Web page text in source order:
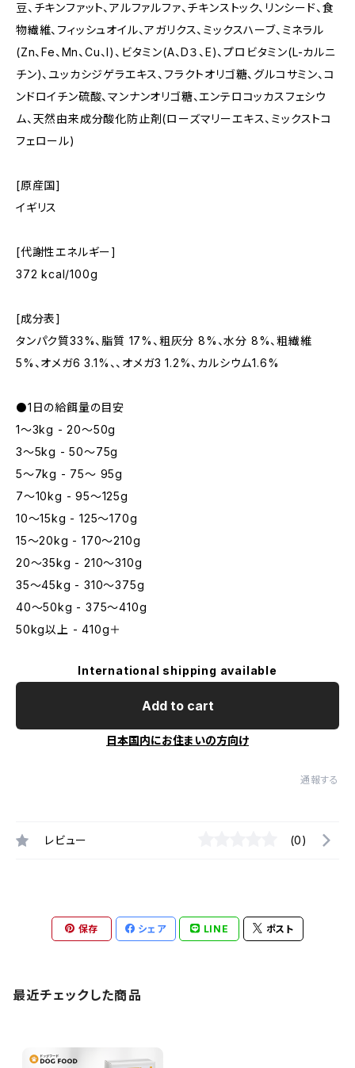
豆、チキンファット、アルファルファ、チキンストック、リンシード、食
物繊維、フィッシュオイル、アガリクス、ミックスハーブ、ミネラル
(Zn、Fe、Mn、Cu、I)、ビタミン(A、D３、E)、プロビタミン(L-カルニ
チン)、ユッカシジゲラエキス、フラクトオリゴ糖、グルコサミン、コ
ンドロイチン硫酸、マンナンオリゴ糖、エンテロコッカスフェシウ
ム、天然由来成分酸化防止剤(ローズマリーエキス、ミックストコ
フェロール)
[原産国]
イギリス
[代謝性エネルギー]
372 kcal/100g
[成分表]
タンパク質33%、脂質 17%、粗灰分 8%、水分 8%、粗繊維
5%、オメガ6 3.1%、、オメガ3 1.2%、カルシウム1.6%
⚫1日の給餌量の目安
1～3kg - 20～50g
3～5kg - 50～75g
5～7kg - 75～ 95g
7～10kg - 95～125g
10～15kg - 125～170g
15～20kg - 170～210g
20～35kg - 210～310g
35～45kg - 310～375g
40～50kg - 375～410g
50kg以上 - 410g＋
International shipping available
Add to cart
日本国内にお住まいの方向け
通報する
レビュー (0)
保存 シェア LINE ポスト
最近チェックした商品